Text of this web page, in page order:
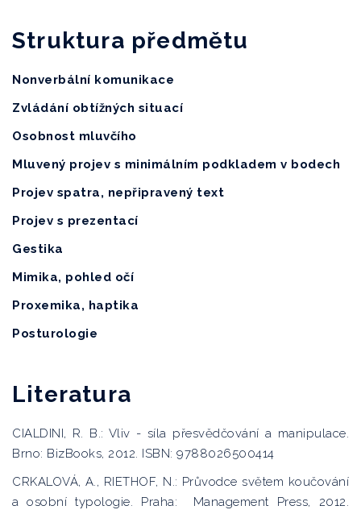
Struktura předmětu
Nonverbální komunikace
Zvládání obtížných situací
Osobnost mluvčího
Mluvený projev s minimálním podkladem v bodech
Projev spatra, nepřipravený text
Projev s prezentací
Gestika
Mimika, pohled očí
Proxemika, haptika
Posturologie
Literatura
CIALDINI, R. B.: Vliv - síla přesvědčování a manipulace.
Brno: BizBooks, 2012. ISBN: 9788026500414
CRKALOVÁ, A., RIETHOF, N.: Průvodce světem koučování
a osobní typologie. Praha: Management Press, 2012.